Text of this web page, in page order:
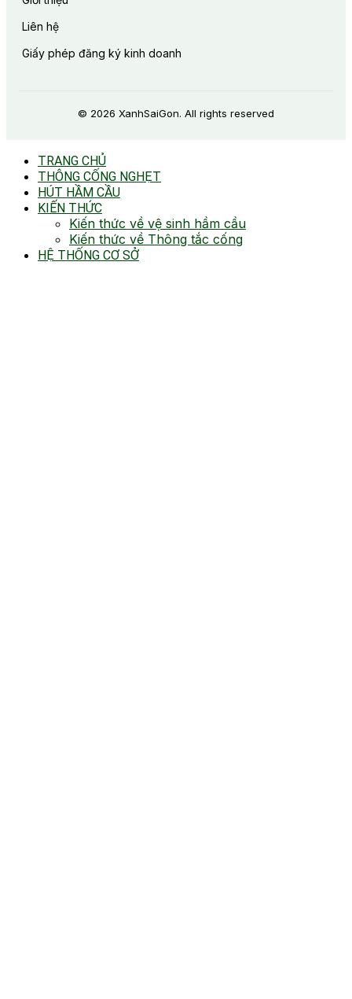
Liên hệ
Giấy phép đăng ký kinh doanh
© 2026 XanhSaiGon. All rights reserved
TRANG CHỦ
THÔNG CỐNG NGHẸT
HÚT HẦM CẦU
KIẾN THỨC
Kiến thức về vệ sinh hầm cầu
Kiến thức về Thông tắc cống
HỆ THỐNG CƠ SỞ